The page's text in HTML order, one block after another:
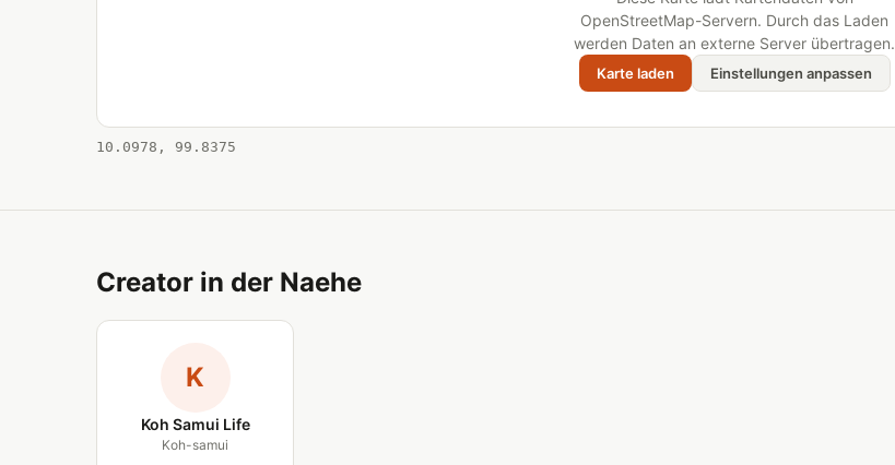
OpenStreetMap-Servern. Durch das Laden
werden Daten an externe Server übertragen.
Karte laden Einstellungen anpassen
10.0978, 99.8375
Creator in der Naehe
K
Koh Samui Life
Koh-samui